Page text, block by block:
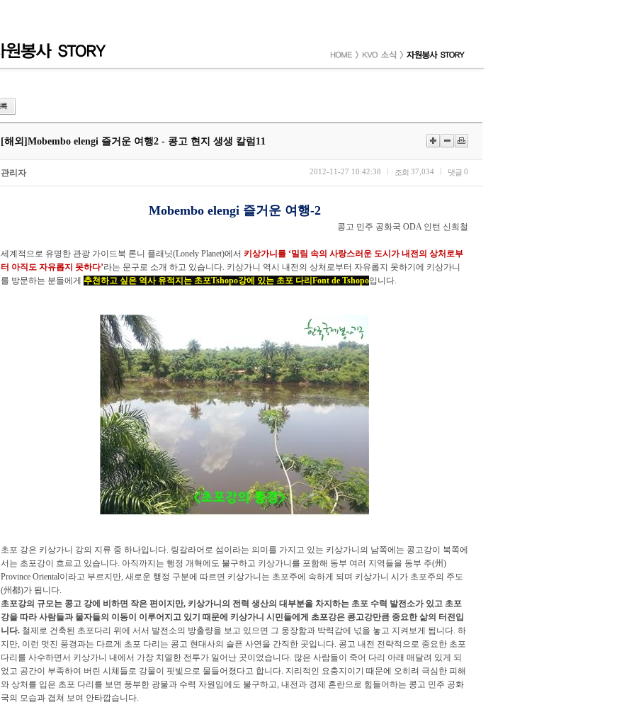
[해외] Mobembo elengi 즐거운 여행2 - 콩고 현지 생생 칼럼11
관리자 2012-11-27 10:42:38 조회 37,034 댓글 0
Mobembo elengi 즐거운 여행-2
콩고 민주 공화국 ODA 인턴 신희철
세계적으로 유명한 관광 가이드북 론니 플래닛(Lonely Planet)에서 키상가니를 ‘밀림 속의 사랑스러운 도시가 내전의 상처로부
터 아직도 자유롭지 못하다’라는 문구로 소개 하고 있습니다. 키상가니 역시 내전의 상처로부터 자유롭지 못하기에 키상가니
를 방문하는 분들에게 추천하고 싶은 역사 유적지는 초포Tshopo강에 있는 초포 다리Font de Tshopo입니다.
초포 강은 키상가니 강의 지류 중 하나입니다. 링갈라어로 섬이라는 의미를 가지고 있는 키상가니의 남쪽에는 콩고강이 북쪽에
서는 초포강이 흐르고 있습니다. 아직까지는 행정 개혁에도 불구하고 키상가니를 포함해 동부 여러 지역들을 동부 주(州)
Province Oriental이라고 부르지만, 새로운 행정 구분에 따르면 키상가니는 초포주에 속하게 되며 키상가니 시가 초포주의 주도
(州都)가 됩니다.
초포강의 규모는 콩고 강에 비하면 작은 편이지만, 키상가니의 전력 생산의 대부분을 차지하는 초포 수력 발전소가 있고 초포
강을 따라 사람들과 물자들의 이동이 이루어지고 있기 때문에 키상가니 시민들에게 초포강은 콩고강만큼 중요한 삶의 터전입
니다. 철제로 건축된 초포다리 위에 서서 발전소의 방출량을 보고 있으면 그 웅장함과 박력감에 넋을 놓고 지켜보게 됩니다. 하
지만, 이런 멋진 풍경과는 다르게 초포 다리는 콩고 현대사의 슬픈 사연을 간직한 곳입니다. 콩고 내전 전략적으로 중요한 초포
다리를 사수하면서 키상가니 내에서 가장 치열한 전투가 일어난 곳이었습니다. 많은 사람들이 죽어 다리 아래 매달려 있게 되
었고 공간이 부족하여 버린 시체들로 강물이 핏빛으로 물들어졌다고 합니다. 지리적인 요충지이기 때문에 오히려 극심한 피해
와 상처를 입은 초포 다리를 보면 풍부한 광물과 수력 자원임에도 불구하고, 내전과 경제 혼란으로 힘들어하는 콩고 민주 공화
국의 모습과 겹쳐 보여 안타깝습니다.